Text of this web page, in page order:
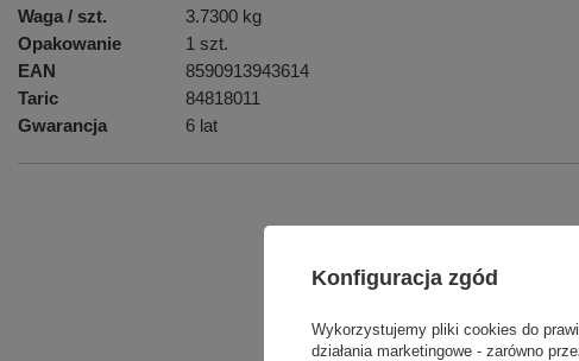
Waga / szt.
3.7300 kg
Opakowanie
1 szt.
EAN
8590913943614
Taric
84818011
Gwarancja
6 lat
Produkt na zamówienie czas
Konfiguracja zgód
Wykorzystujemy pliki cookies do
działania marketingowe - zarówno